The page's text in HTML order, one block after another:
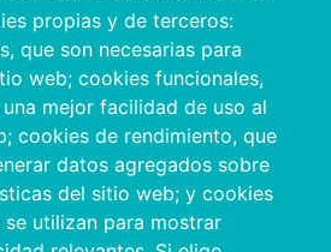
propias y de terceros:
que son necesarias para
web; cookies funcionales,
mejor facilidad de uso al
cookies de rendimiento, que
datos agregados sobre
del sitio web; y cookies
utilizan para mostrar
Pontevedra
804 100 | +34 986 804 124